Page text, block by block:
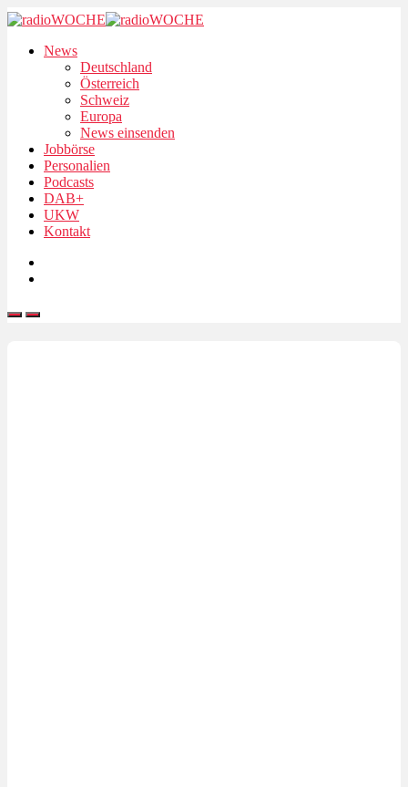
News
Deutschland
Österreich
Schweiz
Europa
News einsenden
Jobbörse
Personalien
Podcasts
DAB+
UKW
Kontakt